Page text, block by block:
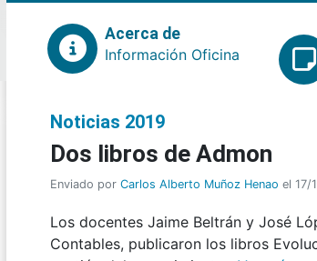
Acerca de
Información Oficina
Noticias 2019
Dos libros de Admon
Enviado por Carlos Alberto Muñoz Henao el 17/
Los docentes Jaime Beltrán y José
Contables, publicaron los libros